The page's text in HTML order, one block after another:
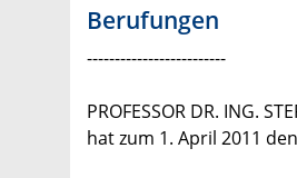
Berufungen
-------------------------
PROFESSOR DR. ING.
hat zum 1. April 2011